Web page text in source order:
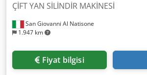
San Giovanni Al Natisone
1.947 km
ÇİFT YAN SİLİNDİR MAKİNESİ
Fiyat bilgisi